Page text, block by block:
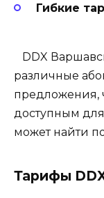
Гибкие
DDX
различные
предложения,
доступным
может найти
Тарифы